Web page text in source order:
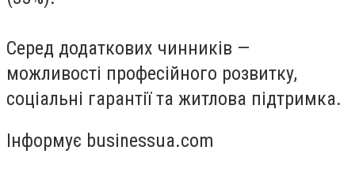
Серед додаткових чинників —
можливості професійного розвитку,
соціальні гарантії та житлова підтримка.
Інформує businessua.com